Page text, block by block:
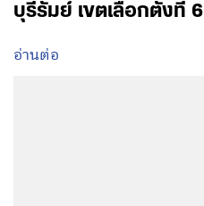
บุรีรัมย์ เขตเลือกตั้งที่ 6
อ่านต่อ